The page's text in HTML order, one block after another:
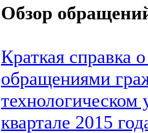
Обзор
Краткая справка
обращениями
технологическом
квартале 2015